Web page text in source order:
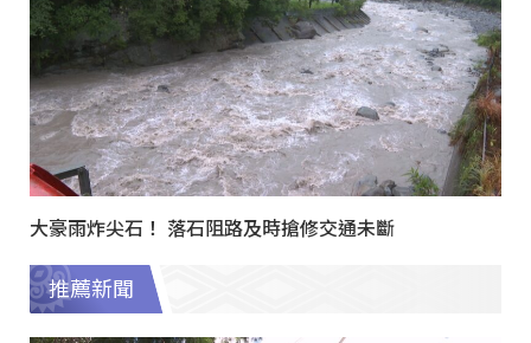
大豪雨炸尖石！ 落石阻路及時搶修交通未斷
推薦新聞